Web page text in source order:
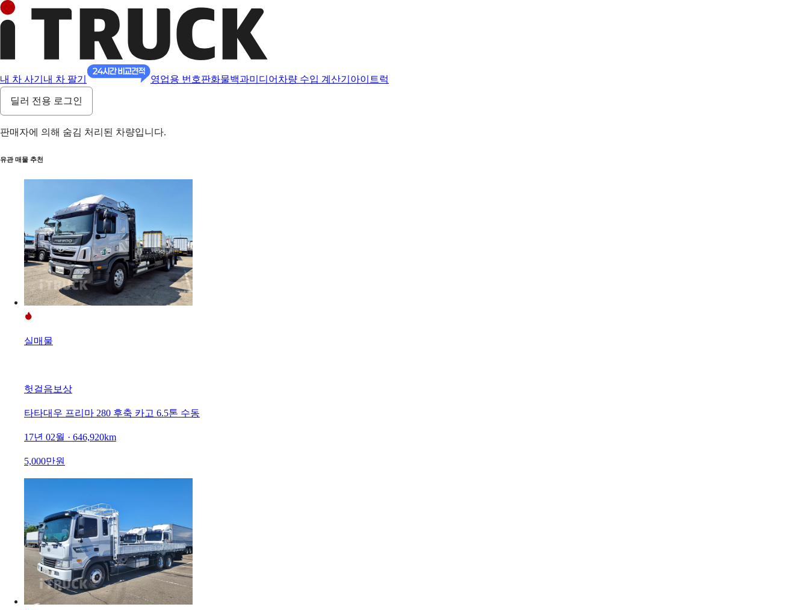
내 차 사기 내 차 팔기 영업용 번호판화물백과미디어 차량 수입 계산기 아이트럭
딜러 전용 로그인
판매자에 의해 숨김 처리된 차량입니다.
유관 매물 추천
실매물
헛걸음보상
타타대우 프리마 280 후축 카고 6.5톤 수동
17년 02월 · 646,920km
5,000만원